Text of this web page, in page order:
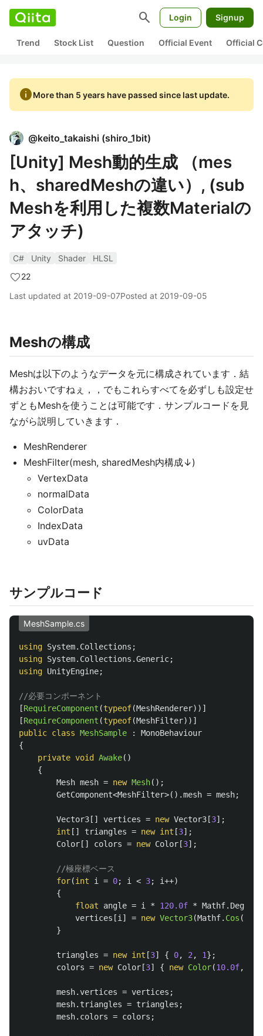
search Login Signup
Trend Stock List Question Official Event Official
infoMore than 5 years have passed since last update.
@keito_takaishi (shiro_1bit)
[Unity] Mesh動的生成 （mes
h、sharedMeshの違い）, (sub
Meshを利用した複数Materialの
アタッチ)
C# Unity Shader
HLSL
22
Last updated at 2019-09-07Posted at 2019-09-05
Meshの構成
Meshは以下のようなデータを元に構成されています．結
構おおいですねぇ，，でもこれらすべてを必ずしも設定せ
ずともMeshを使うことは可能です．サンプルコードを見
ながら説明していきます．
MeshRenderer
MeshFilter(mesh, sharedMesh内構成↓)
VertexData
normalData
ColorData
IndexData
uvData
サンプルコード
MeshSample.cs
using System.Collections ;
using System.Collections.Generic;
using UnityEngine;
//必要コンポーネント
[RequireComponent (typeof(MeshRenderer))]
[RequireComponent (typeof(MeshFilter))]
public class MeshSample :
MonoBehaviour
{
private void Awake()
{
Mesh mesh = new Mesh();
GetComponent<MeshFilter>().mesh = mesh;
Vector3 [] vertices = new Vector3 [3];
int [] triangles = new int [3];
Color [] colors = new Color [3];
//極座標ベース
for(int i = 0; i < 3; i++)
{
float
angle = i * 120.0f * Mathf. Deg2Rad
vertices [i ] = new Vector3(Mathf. Cos (
}
triangles = new int [3] { 0, 2 , 1};
colors = new Color [3] { new Color(10.0f,
mesh.vertices = vertices ;
mesh. triangles = triangles ;
mesh. colors = colors ;